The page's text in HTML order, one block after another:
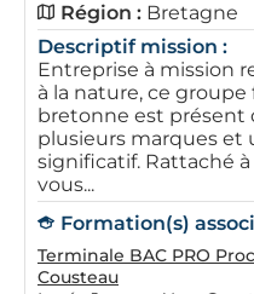
Région : Bretagne
Descriptif mission :
Entreprise à mission
à la nature, ce
bretonne est présent
plusieurs marques et
significatif. Rattaché
vous...
Formation(s)
Terminale BAC PRO
Cousteau